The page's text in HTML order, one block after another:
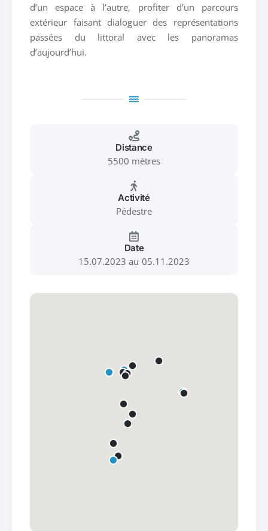
d’un espace à l’autre, profiter d’un parcours
extérieur faisant dialoguer des représentations
passées du littoral avec les panoramas
d’aujourd’hui.
Distance
5500 mètres
Activité
Pédestre
Date
15.07.2023 au 05.11.2023